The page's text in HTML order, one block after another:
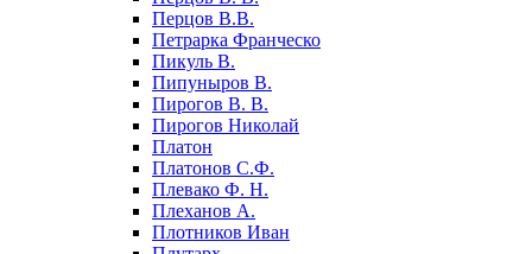
Перцов В.В.
Петрарка Франческо
Пикуль В.
Пипуныров В.
Пирогов В. В.
Пирогов Николай
Платон
Платонов С.Ф.
Плевако Ф. Н.
Плеханов А.
Плотников Иван